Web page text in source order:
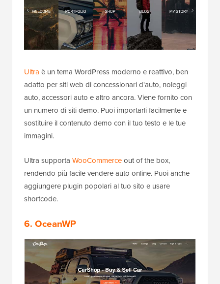
Ultra è un tema WordPress moderno e reattivo, ben
adatto per siti web di concessionari d'auto, noleggi
auto, accessori auto e altro ancora. Viene fornito con
un numero di siti demo. Puoi importarli facilmente e
sostituire il contenuto demo con il tuo testo e le tue
immagini.
Ultra supporta WooCommerceout of the box,
rendendo più facile vendere auto online. Puoi anche
aggiungere plugin popolari al tuo sito e usare
shortcode.
6. OceanWP